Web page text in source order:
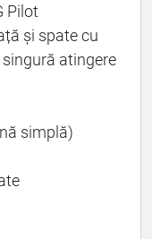
Pilot
și spate cu
atingere
simplă)